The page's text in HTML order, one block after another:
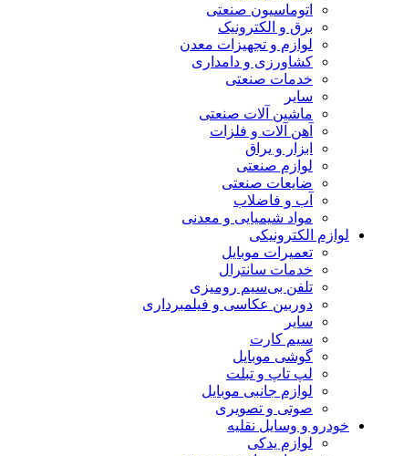
اتوماسیون صنعتی
برق و الکترونیک
لوازم و تجهیزات معدن
کشاورزی و دامداری
خدمات صنعتی
سایر
ماشین آلات صنعتی
آهن آلات و فلزات
ابزار و یراق
لوازم صنعتی
ضایعات صنعتی
آب و فاضلاب
مواد شیمیایی و معدنی
لوازم الکترونیکی
تعمیرات موبایل
خدمات سانترال
تلفن بی‌سیم رومیزی
دوربین عکاسی و فیلمبرداری
سایر
سیم کارت
گوشی موبایل
لپ تاپ و تبلت
لوازم جانبی موبایل
صوتی و تصویری
خودرو و وسایل نقلیه
لوازم یدکی